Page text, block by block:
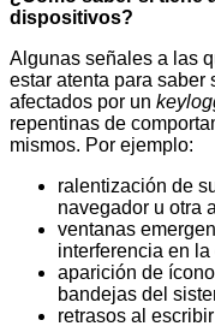
dispositivos?
Algunas señales a las
estar atenta para
afectados por un
repentinas de
mismos. Por ejemplo:
ralentización de
navegador u otra
ventanas
interferencia en
aparición de
bandejas del
retrasos al